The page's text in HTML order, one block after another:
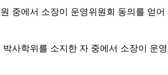
중에서 소장이 운영위원회 동의를 얻
사학위를 소지한 자 중에서 소장이 운